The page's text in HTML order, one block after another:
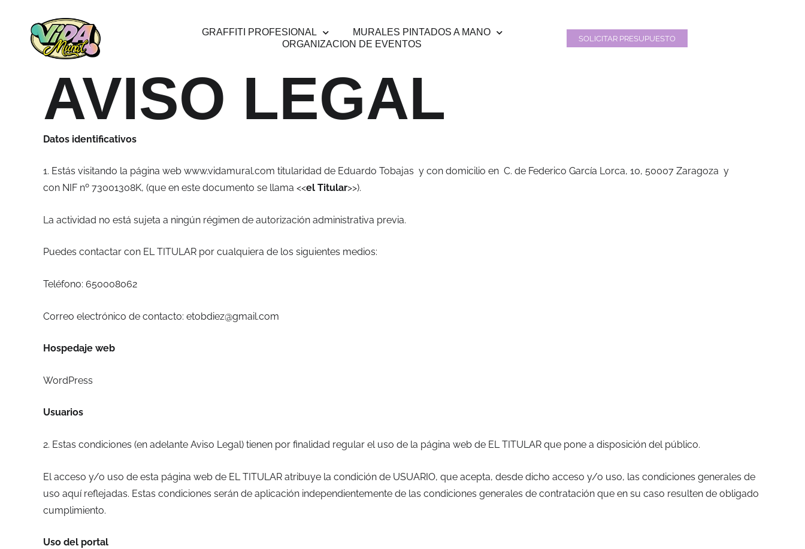
contenido
GRAFFITI PROFESIONAL
MURALES PINTADOS A MANO
ORGANIZACION DE EVENTOS
SOLICITAR PRESUPUESTO
AVISO LEGAL
Datos identificativos
1. Estás visitando la página web www.vidamural.com titularidad de Eduardo Tobajas y con domicilio en C. de Federico García Lorca, 10, 50007 Zaragoza y
con NIF nº 73001308K, (que en este documento se llama <<el Titular>>).
La actividad no está sujeta a ningún régimen de autorización administrativa previa.
Puedes contactar con EL TITULAR por cualquiera de los siguientes medios:
Teléfono: 650008062
Correo electrónico de contacto: etobdiez@gmail.com
Hospedaje web
WordPress
Usuarios
2. Estas condiciones (en adelante Aviso Legal) tienen por finalidad regular el uso de la página web de EL TITULAR que pone a disposición del público.
El acceso y/o uso de esta página web de EL TITULAR atribuye la condición de USUARIO, que acepta, desde dicho acceso y/o uso, las condiciones generales de
uso aquí reflejadas. Estas condiciones serán de aplicación independientemente de las condiciones generales de contratación que en su caso resulten de obligado
cumplimiento.
Uso del portal